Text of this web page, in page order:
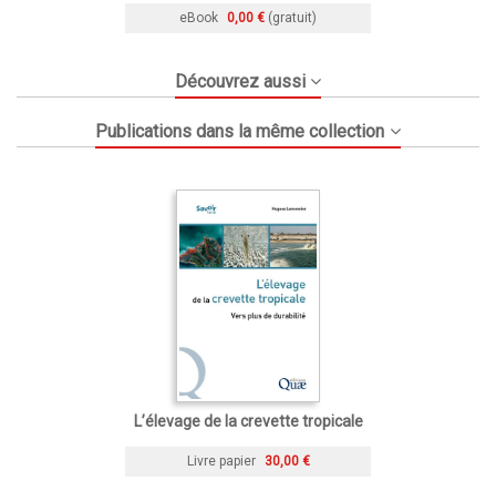
eBook 0,00 € (gratuit)
Découvrez aussi
Publications dans la même collection
L’élevage de la crevette tropicale
Livre papier 30,00 €